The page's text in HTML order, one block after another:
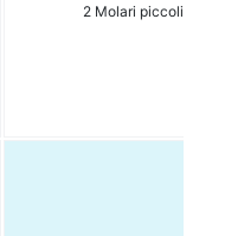
2 Molari piccoli 1 pz